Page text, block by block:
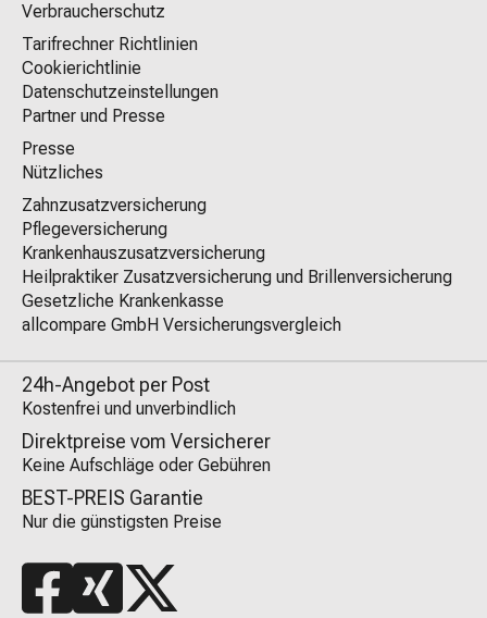
Verbraucherschutz
Tarifrechner Richtlinien
Cookierichtlinie
Datenschutzeinstellungen
Partner und Presse
Presse
Nützliches
Zahnzusatzversicherung
Pflegeversicherung
Krankenhauszusatzversicherung
Heilpraktiker Zusatzversicherung und Brillenversicherung
Gesetzliche Krankenkasse
allcompare GmbH Versicherungsvergleich
24h-Angebot per Post
Kostenfrei und unverbindlich
Direktpreise vom Versicherer
Keine Aufschläge oder Gebühren
BEST-PREIS Garantie
Nur die günstigsten Preise